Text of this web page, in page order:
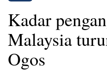
Kadar
Malaysia
Ogos